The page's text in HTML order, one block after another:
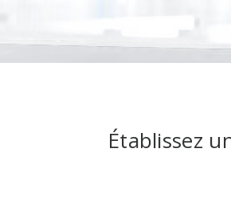
Établissez